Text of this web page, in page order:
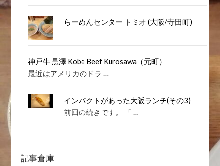
らーめんセンター トミオ (大阪/寺田町)
神戸牛 黒澤 Kobe Beef Kurosawa（元町）
最近はアメリカのドラ …
インパクトがあった大阪ランチ(その3)
前回の続きです。 「 …
記事倉庫